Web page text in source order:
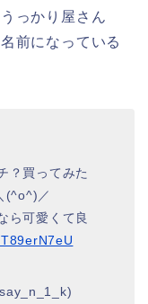
っかり屋さん
前になっている
？買ってみた
(^o^)／
ら可愛くて良